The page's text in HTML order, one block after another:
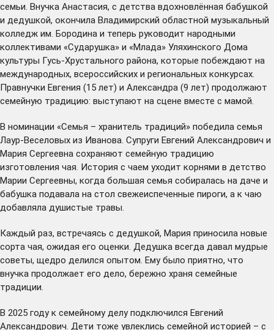
семьи. Внучка Анастасия, с детства вдохновлённая бабушкой
и дедушкой, окончила Владимирский областной музыкальный
колледж им. Бородина и теперь руководит народными
коллективами «Сударушка» и «Млада» Уляхинского Дома
культуры Гусь‑Хрустального района, которые побеждают на
международных, всероссийских и региональных конкурсах.
Правнучки Евгения (15 лет) и Александра (9 лет) продолжают
семейную традицию: выступают на сцене вместе с мамой.
В номинации «Семья – хранитель традиций» победила семья
Лаур-Веселовых из Иванова. Супруги Евгений Александрович и
Мария Сергеевна сохраняют семейную традицию
изготовления чая. История с чаем уходит корнями в детство
Марии Сергеевны, когда большая семья собиралась на даче и
бабушка подавала на стол свежеиспеченные пироги, а к чаю
добавляла душистые травы.
Каждый раз, встречаясь с дедушкой, Мария приносила новые
сорта чая, ожидая его оценки. Дедушка всегда давал мудрые
советы, щедро делился опытом. Ему было приятно, что
внучка продолжает его дело, бережно храня семейные
традиции.
В 2025 году к семейному делу подключился Евгений
Александрович. Дети тоже увлеклись семейной историей – с